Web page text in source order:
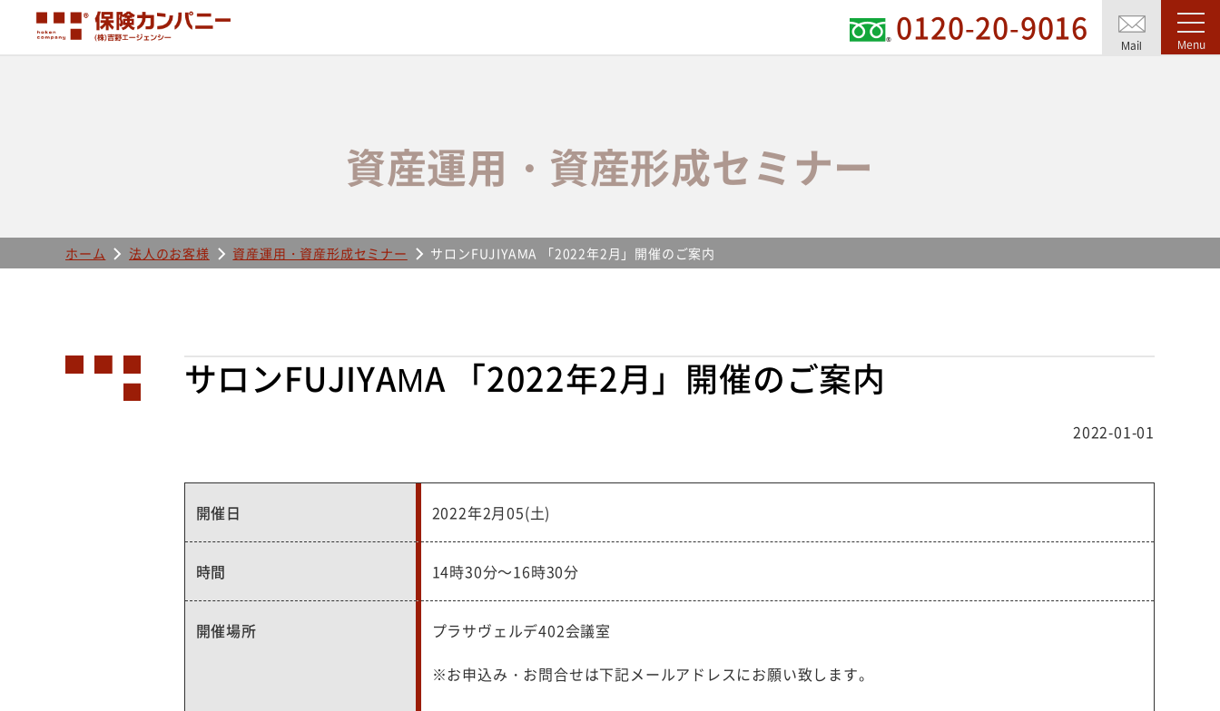
0120-20-9016 Mail Menu
資産運用・資産形成セミナー
ホーム 法人のお客様 資産運用・資産形成セミナー サロンFUJIYAMA 「2022年2月」開催のご案内
サロンFUJIYAMA 「2022年2月」開催のご案内
2022-01-01
開催日 2022年2月05(土)
時間 14時30分～16時30分
開催場所
プラサヴェルデ402会議室
※お申込み・お問合せは下記メールアドレスにお願い致します。